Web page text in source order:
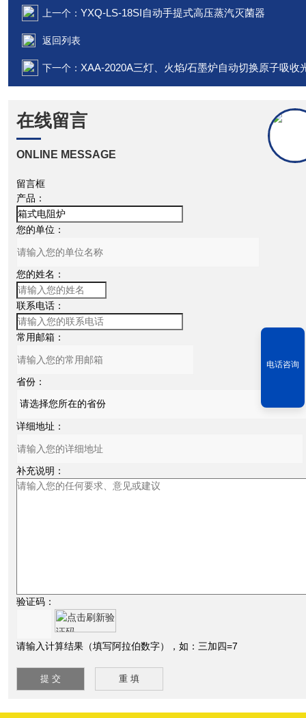
上一个： YXQ-LS-18SI自动手提式高压蒸汽灭菌器
返回列表
下一个： XAA-2020A三灯、火焰/石墨炉自动切换原子吸收
在线留言
ONLINE MESSAGE
留言框
产品：
您的单位：
您的姓名：
联系电话：
常用邮箱：
省份：
详细地址：
补充说明：
验证码：
请输入计算结果（填写阿拉伯数字），如：三加四=7
电话咨询